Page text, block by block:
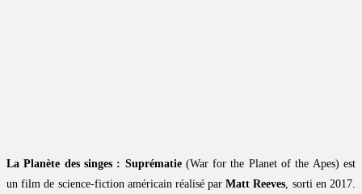
La Planète des singes : Suprématie(War for the Planet of the Apes) est
un film de science-fiction américain réalisé parMatt Reeves , sorti en 2017.